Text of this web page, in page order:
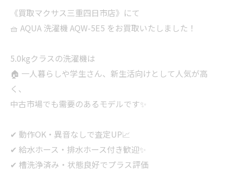
《買取マクサス三重四日市店》にて
🧺 AQUA 洗濯機 AQW-5E5 をお買取いたしました！
5.0kgクラスの洗濯機は
🏠 一人暮らしや学生さん、新生活向けとして人気が高
く、
中古市場でも需要のあるモデルです✨
✔ 動作OK・異音なしで査定UP📈
✔ 給水ホース・排水ホース付き歓迎✨
✔ 槽洗浄済み・状態良好でプラス評価